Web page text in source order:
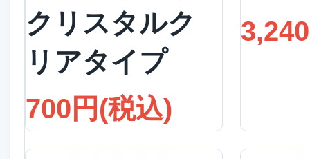
クリスタルク
リアタイプ
700円(税込)